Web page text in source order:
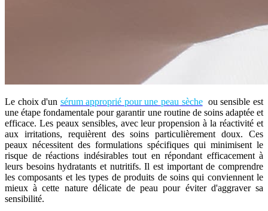
Le choix d'un sérum approprié pour une peau sèche ou sensible est
une étape fondamentale pour garantir une routine de soins adaptée et
efficace. Les peaux sensibles, avec leur propension à la réactivité et
aux irritations, requièrent des soins particulièrement doux. Ces
peaux nécessitent des formulations spécifiques qui minimisent le
risque de réactions indésirables tout en répondant efficacement à
leurs besoins hydratants et nutritifs. Il est important de comprendre
les composants et les types de produits de soins qui conviennent le
mieux à cette nature délicate de peau pour éviter d'aggraver sa
sensibilité.